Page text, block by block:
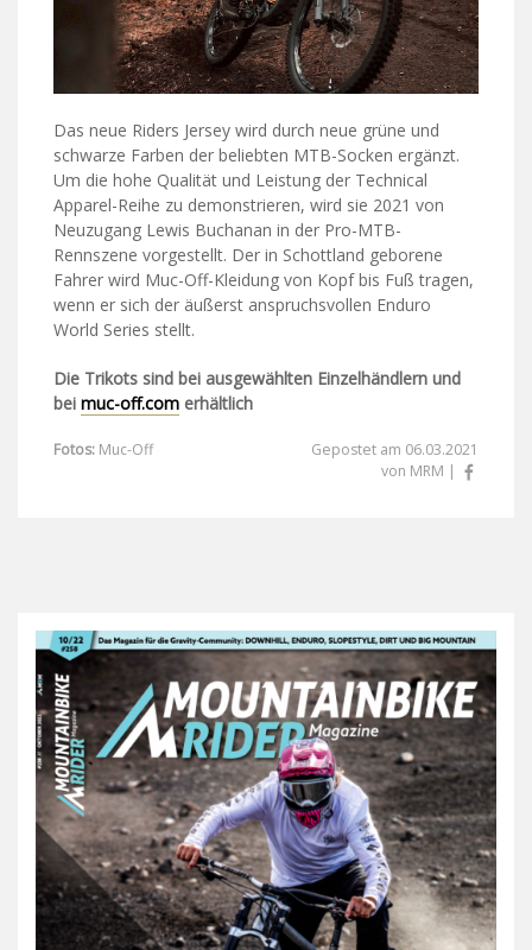
Das neue Riders Jersey wird durch neue grüne und
schwarze Farben der beliebten MTB-Socken ergänzt.
Um die hohe Qualität und Leistung der Technical
Apparel-Reihe zu demonstrieren, wird sie 2021 von
Neuzugang Lewis Buchanan in der Pro-MTB-
Rennszene vorgestellt. Der in Schottland geborene
Fahrer wird Muc-Off-Kleidung von Kopf bis Fuß tragen,
wenn er sich der äußerst anspruchsvollen Enduro
World Series stellt.
Die Trikots sind bei ausgewählten Einzelhändlern und
bei muc-off.com erhältlich
Fotos: Muc-Off
Gepostet am 06.03.2021
von MRM |